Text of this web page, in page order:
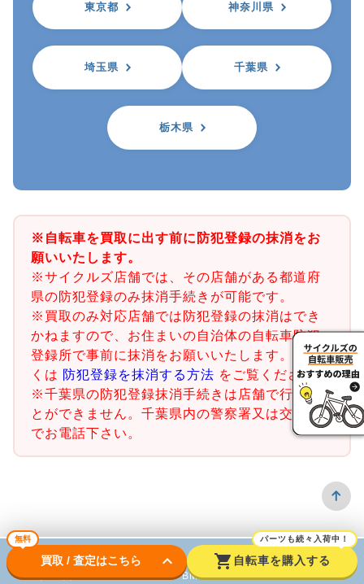
東京都 神奈川県
埼玉県 千葉県
栃木県
※自転車を買取に出す前に防犯登録の抹消をお
願いいたします。
※サイクルズ店舗では、その店舗がある都道府
県の防犯登録のみ抹消手続きが可能です。
※買取のみ対応店舗では防犯登録の抹消はでき
かねますので、お住まいの自治体の自転車防犯
登録所で事前に抹消をお願いいたします。詳し
くは 防犯登録を抹消する方法 をご覧ください。
※千葉県の防犯登録抹消手続きは店舗で行うこ
とができません。千葉県内の警察署又は交番ま
でお電話下さい。
無料
買取 / 査定はこちら keyboard_arrow_down shopping_cart
パーツも続々入荷中！
自転車を購入する
ロードバイク BMX